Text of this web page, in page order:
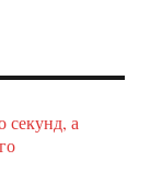
секунд, а